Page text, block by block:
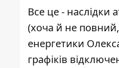
Все це - наслідки
(хоча й не
енергетики
графіків